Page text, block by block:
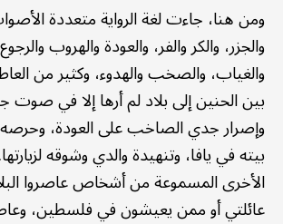
ومن هنا، جاءت لغة الرواية متعددة
والجزر، والكر والفر، والعودة والهروب
والغياب، والصخب والهدوء، وكثير من
بين الحنين إلى بلاد لم أرها إلا في صوت
وإصرار جدي الصاخب على العودة،
بيته في يافا، وتنهيدة والدي وشوقه
الأخرى المسموعة من أشخاص عاصروا
عائلتي أو ممن يعيشون في فلسطين،